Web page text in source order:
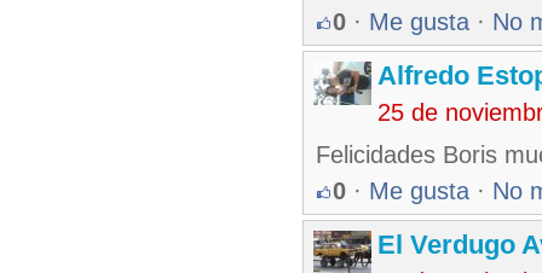
0 · Me gusta · No
Alfredo
25 de
Felicidades Boris
0 · Me gusta · No
El Verdugo